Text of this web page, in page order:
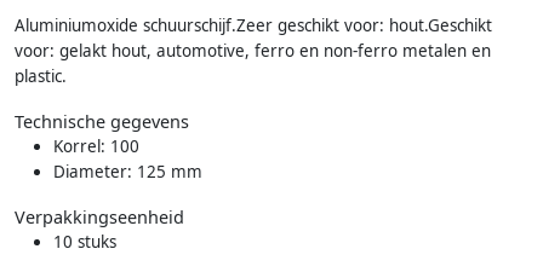
Aluminiumoxide schuurschijf.Zeer geschikt voor: hout.Geschikt
voor: gelakt hout, automotive, ferro en non-ferro metalen en
plastic.
Technische gegevens
Korrel: 100
Diameter: 125 mm
Verpakkingseenheid
10 stuks